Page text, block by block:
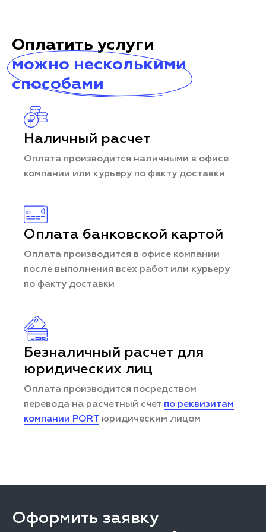
Оплатить услуги
можно несколькими
способами
Наличный расчет
Оплата производится наличными в офисе
компании или курьеру по факту доставки
Оплата банковской картой
Оплата производится в офисе компании
после выполнения всех работ или курьеру
по факту доставки
Безналичный расчет для
юридических лиц
Оплата производится посредством
перевода на расчетный счет по реквизитам
компании PORT юридическим лицом
Оформить заявку